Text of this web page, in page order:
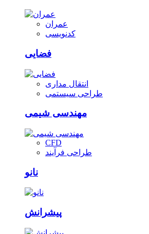
عمران
کدنویسی
فضایی
انتقال مداری
طراحی سیستمی
مهندسی شیمی
CFD
طراحی فرآیند
نانو
پیشرانش